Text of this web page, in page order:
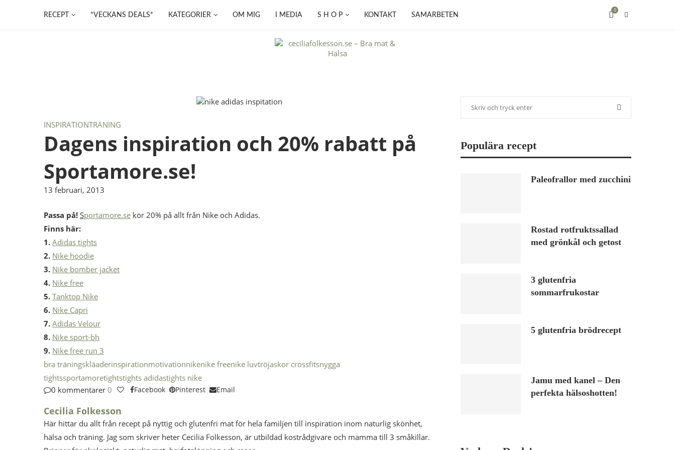
RECEPT *VECKANS DEALS* KATEGORIER OM MIG I MEDIA S H O P KONTAKT SAMARBETEN
0
INSPIRATIONTRÄNING
Dagens inspiration och 20% rabatt på
Sportamore.se!
13 februari, 2013
Passa på! Sportamore.se kör 20% på allt från Nike och Adidas.
Finns här:
1. Adidas tights
2. Nike hoodie
3. Nike bomber jacket
4. Nike free
5. Tanktop Nike
6. Nike Capri
7. Adidas Velour
8. Nike sport-bh
9. Nike free run 3
bra träningskläaderinspirationmotivationnikenike freenike luvtröjaskor crossfitsnygga
tightssportamoretightstights adidastights nike
0 kommentarer 0 Facebook Pinterest Email
Cecilia Folkesson
Här hittar du allt från recept på nyttig och glutenfri mat för hela familjen till inspiration inom naturlig skönhet,
hälsa och träning. Jag som skriver heter Cecilia Folkesson, är utbildad kostrådgivare och mamma till 3 småkillar.
Populära recept
Paleofrallor med zucchini
Rostad rotfruktssallad
med grönkål och getost
3 glutenfria
sommarfrukostar
5 glutenfria brödrecept
Jamu med kanel – Den
perfekta hälsoshotten!